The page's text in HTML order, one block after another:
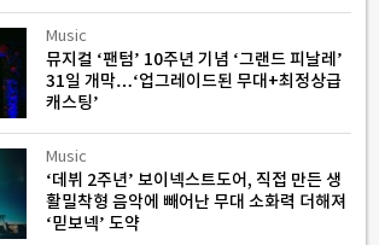
Music
뮤지컬 ‘팬텀’ 10주년 기념 ‘그랜드 피날레’
31일 개막…‘업그레이드된 무대+최정상급
캐스팅’
Music
‘데뷔 2주년’ 보이넥스트도어, 직접 만든 생
활밀착형 음악에 빼어난 무대 소화력 더해져
‘믿보넥’ 도약